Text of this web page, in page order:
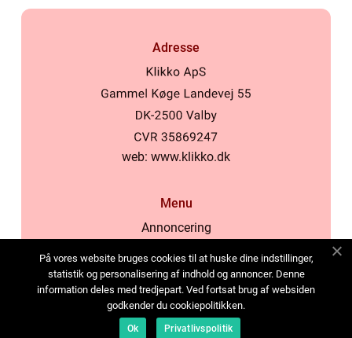
Adresse
web: www.klikko.dk
Menu
Annoncering
Cookies
Kontakt os
Sitemap
På vores website bruges cookies til at huske dine indstillinger,
statistik og personalisering af indhold og annoncer. Denne
information deles med tredjepart. Ved fortsat brug af websiden
godkender du cookiepolitikken.
Ok Privatlivspolitik